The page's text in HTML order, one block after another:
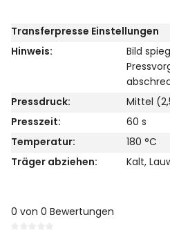
Transferpresse Einstellungen
Hinweis:
Bild
Pressdruck:
Mittel
Presszeit:
60 s
Temperatur:
180 °C
Träger abziehen:
Kalt,
0 von 0 Bewertungen